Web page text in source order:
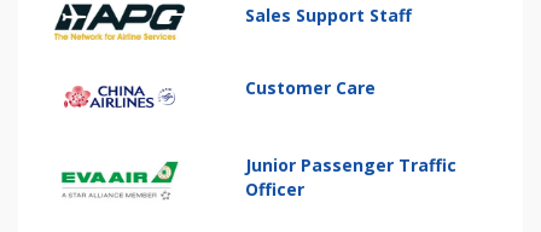
Sales Support Staff
Customer Care
Junior Passenger Traffic
Officer